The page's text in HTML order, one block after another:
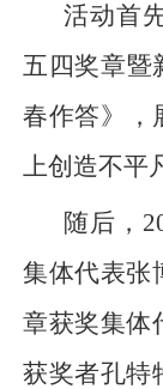
活动首
五四奖章暨
春作答》，
上创造不平
随后，
集体代表张
章获奖集体
获奖者孔特